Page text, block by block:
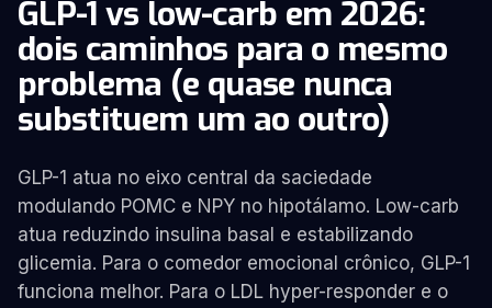
GLP-1 vs low-carb em 2026:
dois caminhos para o mesmo
problema (e quase nunca
substituem um ao outro)
GLP-1 atua no eixo central da saciedade
modulando POMC e NPY no hipotálamo. Low-carb
atua reduzindo insulina basal e estabilizando
glicemia. Para o comedor emocional crônico, GLP-1
funciona melhor. Para o LDL hyper-responder e o